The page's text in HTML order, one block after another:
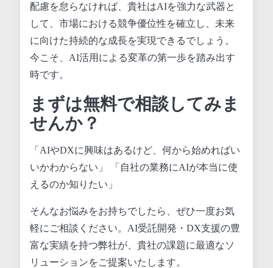
配慮を怠らなければ、貴社はAIを強力な武器と
して、市場における競争優位性を確立し、未来
に向けた持続的な成長を実現できるでしょう。
今こそ、AI活用による変革の第一歩を踏み出す
時です。
まずは無料で相談してみま
せんか？
「AIやDXに興味はあるけど、何から始めればい
いかわからない」 「自社の業務にAIが本当に使
えるのか知りたい」
そんなお悩みをお持ちでしたら、ぜひ一度お気
軽にご相談ください。AI受託開発・DX支援の豊
富な実績を持つ弊社が、貴社の課題に最適なソ
リューションをご提案いたします。